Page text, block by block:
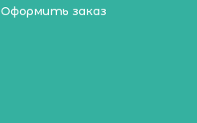
Оформить заказ